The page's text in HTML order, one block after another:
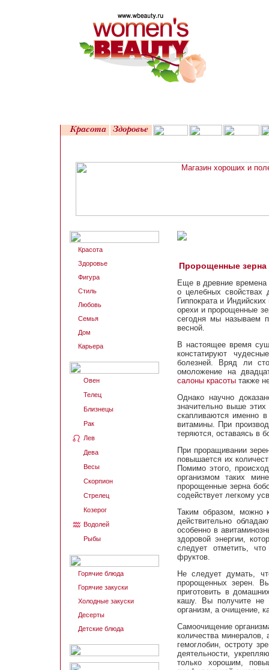
Красота
Здоровье
Фигура
Стиль
Любовь
Семья
Дом
Карьера
Овен
Телец
Близнецы
Рак
Лев
Дева
Весы
Скорпион
Стрелец
Козерог
Водолей
Рыбы
Горячие блюда
Горячие закуски
Холодные закуски
Десерты
Детские блюда
Пророщенные зерна
Еще в древние
о целебных свойствах
Гиппократа и
орехи и пророщенные
сегодня мы называем
весной.
В настоящее время
констатируют
болезней. Вряд ли
омоложение на
салоны красоты также
Однако научно
значительно выше
скапливаются именно
витамины. При
теряются, оставаясь в
При проращивании
повышается их
Помимо этого,
организмом таких
пророщенные зерна
содействует легкому
Таким образом, можно
действительно
особенно в
здоровой энергии,
следует отметить,
фруктов.
Не следует думать,
пророщенных зерен.
приготовить в
кашу. Вы получите не
организм, а очищение,
Самоочищение
количества
гемоглобин, остроту
деятельности,
только хорошим,